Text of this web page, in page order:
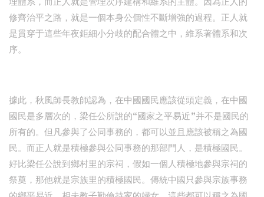
修齊治平之路，就是一個本身公個性不斷增強的過程。正人就
是貫穿于這些年夜鉅細小分歧的配合體之中，維系著體系和次
序。
據此，秋風師長教師認為，在中國國民應該從頭定義，在中國
國民是多層次的，梁任公所說的“國家之平易近”并不是國民的
所有的。但凡參與了公同事務的，都可以並且應該被稱之為國
民。而正人就是積極參與公同事務的那部門人，是積極國民。
好比梁任公說到鄉村里的宗祠，假如一個人積極地參與宗祠的
祭奠，那他就是宗族里的積極國民。傳統中國只參與宗族事務